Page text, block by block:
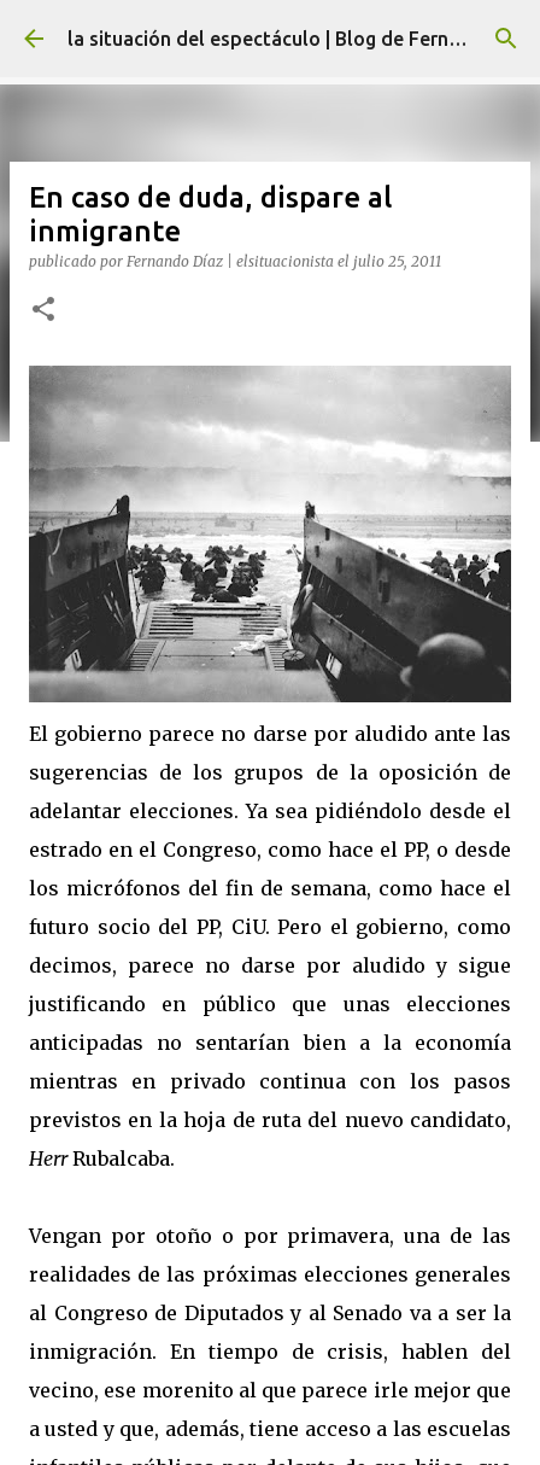
Ir al contenido principal la situación del espectáculo | Blog de Fernando Díaz
En caso de duda, dispare al
inmigrante
publicado por Fernando Díaz | elsituacionista el julio 25, 2011
El gobierno parece no darse por aludido ante las
sugerencias de los grupos de la oposición de
adelantar elecciones. Ya sea pidiéndolo desde el
estrado en el Congreso, como hace el PP, o desde
los micrófonos del fin de semana, como hace el
futuro socio del PP, CiU. Pero el gobierno, como
decimos, parece no darse por aludido y sigue
justificando en público que unas elecciones
anticipadas no sentarían bien a la economía
mientras en privado continua con los pasos
previstos en la hoja de ruta del nuevo candidato,
HerrRubalcaba.
Vengan por otoño o por primavera, una de las
realidades de las próximas elecciones generales
al Congreso de Diputados y al Senado va a ser la
inmigración. En tiempo de crisis, hablen del
vecino, ese morenito al que parece irle mejor que
a usted y que, además, tiene acceso a las escuelas